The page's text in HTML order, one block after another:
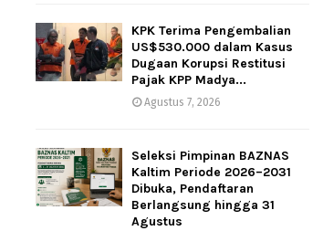
KPK Terima Pengembalian
US$530.000 dalam Kasus
Dugaan Korupsi Restitusi
Pajak KPP Madya...
Agustus 7, 2026
Seleksi Pimpinan BAZNAS
Kaltim Periode 2026–2031
Dibuka, Pendaftaran
Berlangsung hingga 31
Agustus